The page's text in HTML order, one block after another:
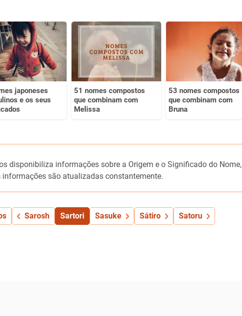
incorreta
que procuro
japoneses
e os seus
51 nomes compostos
que combinam com
Melissa
53 nomes compostos
que combinam com
Bruna
disponibiliza informações sobre a Origem e o Significado do Nome,
informações são atualizadas constantemente.
Sarosh Sartori Sasuke Sátiro Satoru